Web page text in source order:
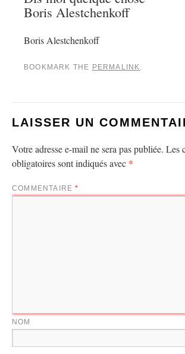
Boris Alestchenkoff
Boris Alestchenkoff
BOOKMARK THE PERMALINK.
LAISSER UN
Votre adresse e-mail ne sera pas publiée. Les
obligatoires sont indiqués avec *
COMMENTAIRE*
NOM